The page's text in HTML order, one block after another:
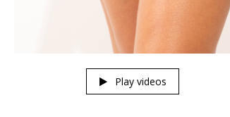
Play videos